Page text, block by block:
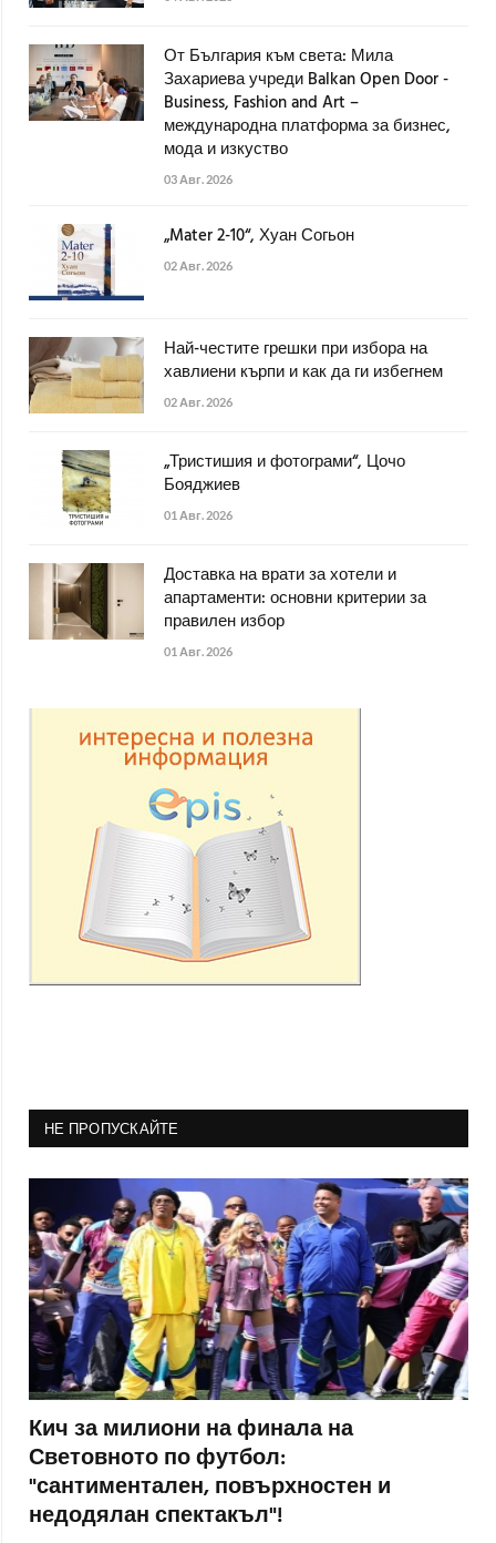
От България към света: Мила
Захариева учреди Balkan Open Door -
Business, Fashion and Art –
международна платформа за бизнес,
мода и изкуство
03 Авг. 2026
„Mater 2-10“, Хуан Согьон
02 Авг. 2026
Най-честите грешки при избора на
хавлиени кърпи и как да ги избегнем
02 Авг. 2026
„Тристишия и фотограми“, Цочо
Бояджиев
01 Авг. 2026
Доставка на врати за хотели и
апартаменти: основни критерии за
правилен избор
01 Авг. 2026
НЕ ПРОПУСКАЙТЕ
Кич за милиони на финала на
Световното по футбол:
"сантиментален, повърхностен и
недодялан спектакъл"!